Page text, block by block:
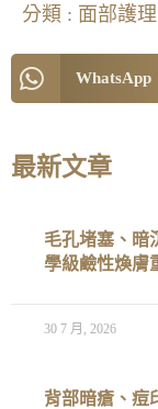
分類 : 面部護理
WhatsApp
最新文章
毛孔堵塞、暗
學級鹼性煥膚
30 7 月, 2026
背部暗瘡、痘